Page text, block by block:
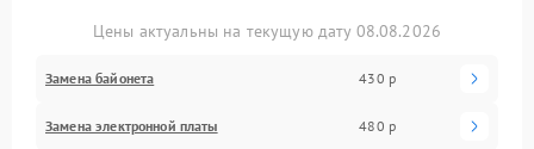
Цены актуальны на текущую дату 08.08.2026
Замена байонета 430 р
Замена электронной платы 480 р